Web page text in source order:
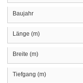
Baujahr
Länge (m)
Breite (m)
Tiefgang (m)